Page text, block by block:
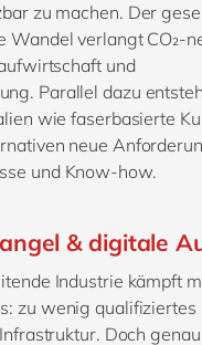
zu machen. Der
Wandel verlangt CO₂-
und
Parallel dazu
wie faserbasierte
neue
und Know-how.
& digitale
Industrie kämpft
zu wenig qualifiziertes
Doch